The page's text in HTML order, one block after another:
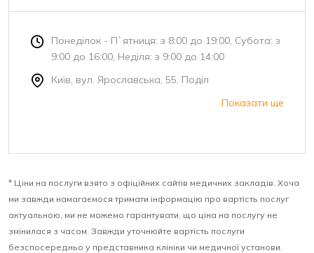
Понеділок - П`ятниця: з 8:00 до 19:00, Субота: з
9:00 до 16:00, Неділя: з 9:00 до 14:00
Київ, вул. Ярославська, 55, Поділ
Показати ще
* Ціни на послуги взято з офіційних сайтів медичних закладів. Хоча
ми завжди намагаємося тримати інформацію про вартість послуг
актуальною, ми не можемо гарантувати, що ціна на послугу не
змінилася з часом. Завжди уточнюйте вартість послуги
безспосередньо у представника клініки чи медичної установи.